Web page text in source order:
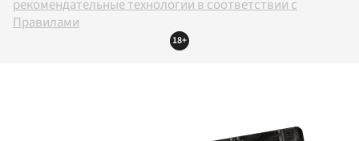
рекомендательные технологии в соответствии с
Правилами
18+